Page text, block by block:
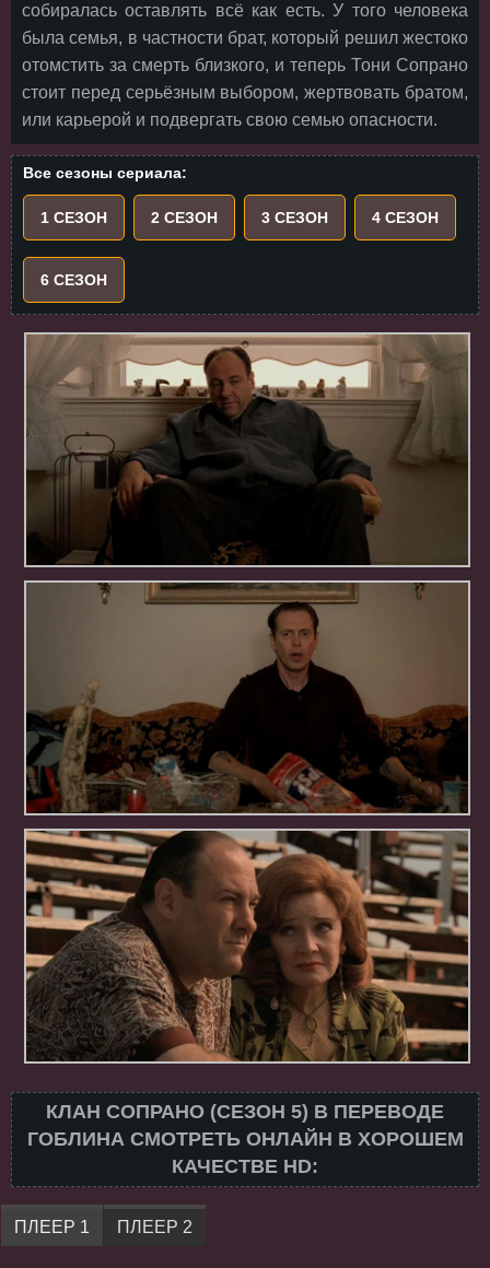
собиралась оставлять всё как есть. У того человека
была семья, в частности брат, который решил жестоко
отомстить за смерть близкого, и теперь Тони Сопрано
стоит перед серьёзным выбором, жертвовать братом,
или карьерой и подвергать свою семью опасности.
Все сезоны сериала:
1 СЕЗОН 2 СЕЗОН 3 СЕЗОН 4 СЕЗОН
6 СЕЗОН
КЛАН СОПРАНО (СЕЗОН 5) В ПЕРЕВОДЕ
ГОБЛИНА СМОТРЕТЬ ОНЛАЙН В ХОРОШЕМ
КАЧЕСТВЕ HD:
ПЛЕЕР 1 ПЛЕЕР 2